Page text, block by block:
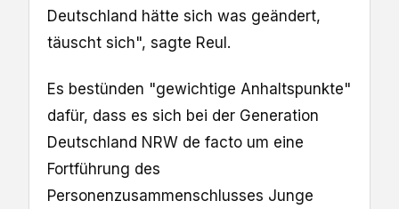
Deutschland hätte sich was geändert,
täuscht sich", sagte Reul.
Es bestünden "gewichtige Anhaltspunkte"
dafür, dass es sich bei der Generation
Deutschland NRW de facto um eine
Fortführung des
Personenzusammenschlusses Junge